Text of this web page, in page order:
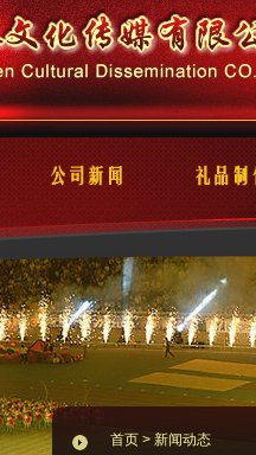
首页 > 新闻动态